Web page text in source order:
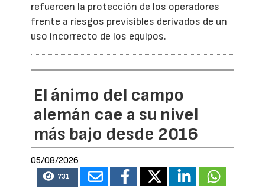
refuercen la protección de los operadores
frente a riesgos previsibles derivados de un
uso incorrecto de los equipos.
El ánimo del campo
alemán cae a su nivel
más bajo desde 2016
05/08/2026
731